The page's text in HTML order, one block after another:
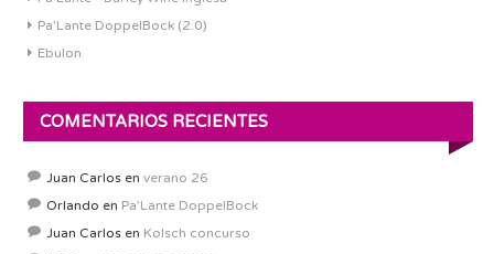
Pa’Lante DoppelBock (2.0)
Ebulon
COMENTARIOS RECIENTES
Juan Carlos en verano 26
Orlando en Pa’Lante DoppelBock
Juan Carlos en Kolsch concurso